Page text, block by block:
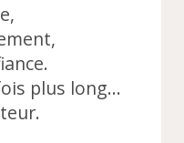
plus long…